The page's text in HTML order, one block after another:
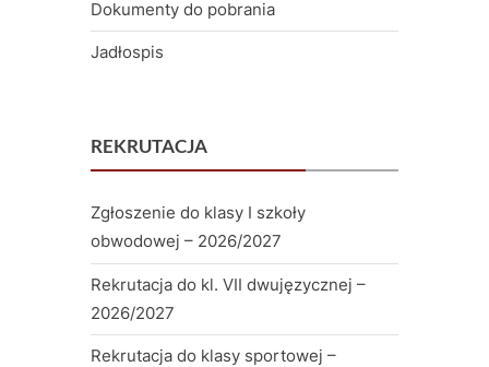
Dokumenty do pobrania
Jadłospis
REKRUTACJA
Zgłoszenie do klasy I szkoły
obwodowej – 2026/2027
Rekrutacja do kl. VII dwujęzycznej –
2026/2027
Rekrutacja do klasy sportowej –